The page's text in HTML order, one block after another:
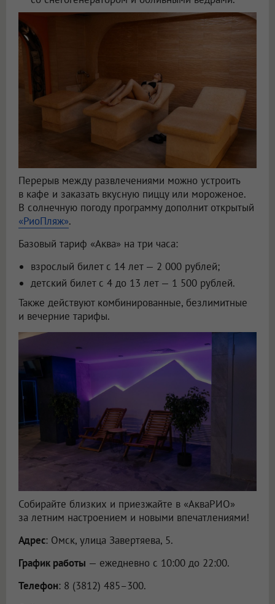
Перерыв между развлечениями можно устроить
в кафе и заказать вкусную пиццу или мороженое.
В солнечную погоду программу дополнит открытый
«РиоПляж».
Базовый тариф «Аква» на три часа:
взрослый билет с 14 лет — 2 000 рублей;
детский билет с 4 до 13 лет — 1 500 рублей.
Также действуют комбинированные, безлимитные
и вечерние тарифы.
Собирайте близких и приезжайте в «АкваРИО»
за летним настроением и новыми впечатлениями!
Адрес: Омск, улица Завертяева, 5.
График работы — ежедневно с 10:00 до 22:00.
Телефон: 8 (3812) 485–300.